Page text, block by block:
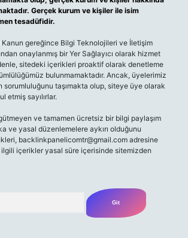
Gerçek kurum ve kişiler ile isim
tesadüfidir.
Kanun gereğince Bilgi Teknolojileri ve İletişim
onaylanmış bir Yer Sağlayıcı olarak hizmet
sitedeki içerikleri proaktif olarak denetleme
bulunmamaktadır. Ancak, üyelerimiz
sorumluluğunu taşımakta olup, siteye üye olarak
etmiş sayılırlar.
ve tamamen ücretsiz bir bilgi paylaşım
ve yasal düzenlemelere aykırı olduğunu
backlinkpanelicomtr@gmail.com adresine
içerikler yasal süre içerisinde sitemizden